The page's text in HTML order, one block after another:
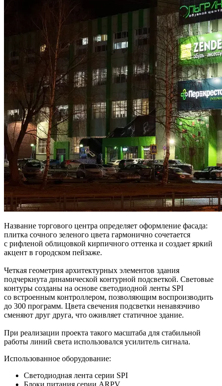
Название торгового центра определяет оформление фасада:
плитка сочного зеленого цвета гармонично сочетается
с рифленой облицовкой кирпичного оттенка и создает яркий
акцент в городском пейзаже.
Четкая геометрия архитектурных элементов здания
подчеркнута динамической контурной подсветкой. Световые
контуры созданы на основе светодиодной ленты SPI
со встроенным контроллером, позволяющим воспроизводить
до 300 программ. Цвета свечения подсветки ненавязчиво
сменяют друг друга, что оживляет статичное здание.
При реализации проекта такого масштаба для стабильной
работы линий света использовался усилитель сигнала.
Использованное оборудование:
Светодиодная лента серии SPI
Блоки питания серии ARPV